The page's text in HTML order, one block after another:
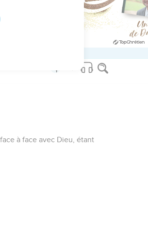
reserved worldwide.
à face avec Dieu, étant